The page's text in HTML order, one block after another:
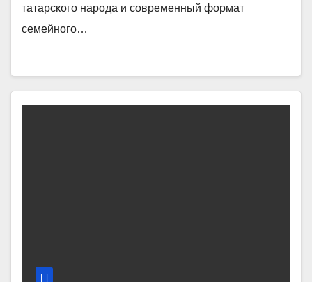
татарского народа и современный формат
семейного…